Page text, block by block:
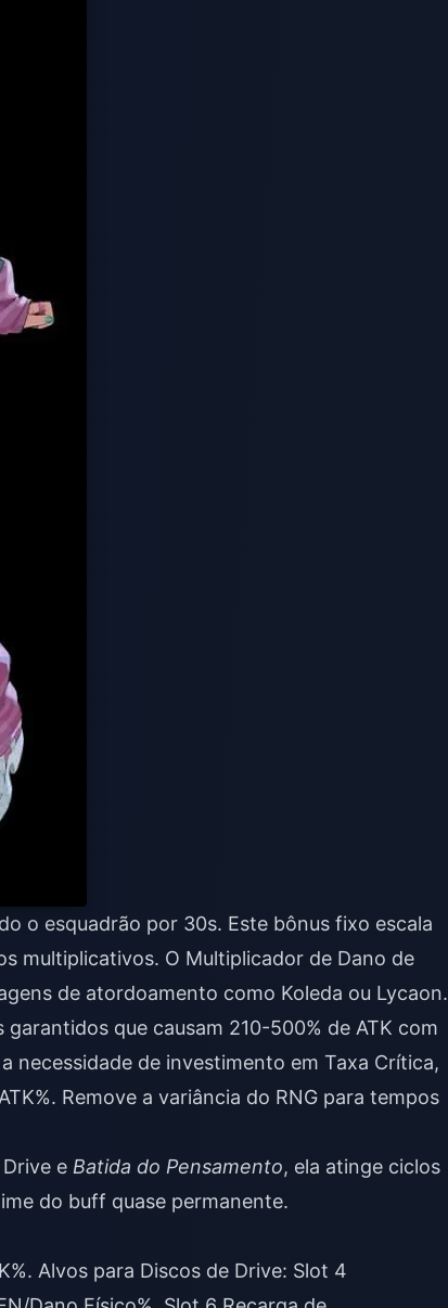
o esquadrão por 30s. Este bônus fixo escala
multiplicativos. O Multiplicador de Dano de
de atordoamento como Koleda ou Lycaon.
que causam 210-500% de ATK com
necessidade de investimento em Taxa Crítica,
Remove a variância do RNG para tempos
e Batida do Pensamento, ela atinge ciclos
do buff quase permanente.
Alvos para Discos de Drive: Slot 4